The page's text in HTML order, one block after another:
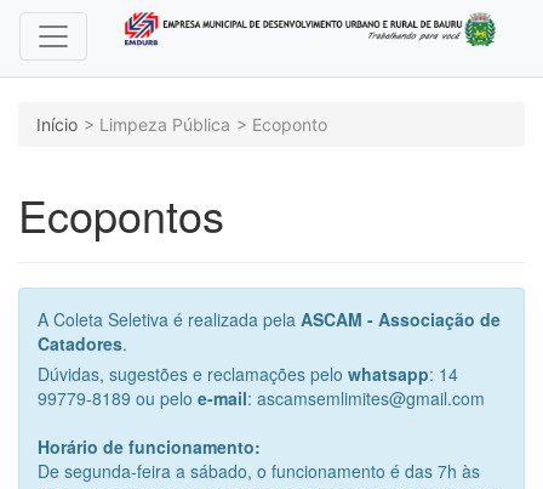
Início Limpeza Pública Ecoponto